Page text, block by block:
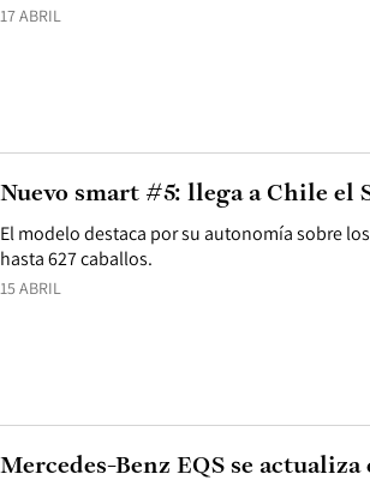
17 ABRIL
15 ABRIL
El modelo destaca por su autonomía sobre
hasta 627 caballos.
Nuevo smart #5: llega a Chile el
Mercedes-Benz EQS se